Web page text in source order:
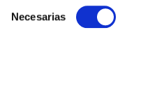
de
Necesarias